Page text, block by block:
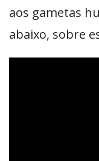
aos gametas
abaixo, sobre